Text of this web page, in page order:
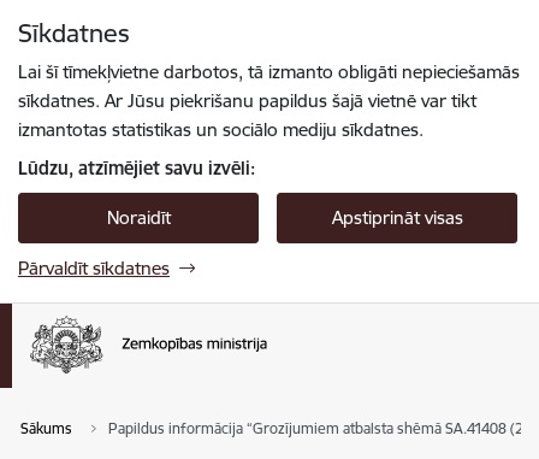
Sīkdatnes
Lai šī tīmekļvietne darbotos, tā izmanto obligāti nepieciešamās
sīkdatnes. Ar Jūsu piekrišanu papildus šajā vietnē var tikt
izmantotas statistikas un sociālo mediju sīkdatnes.
Lūdzu, atzīmējiet savu izvēli:
Noraidīt Apstiprināt visas
Pārvaldīt sīkdatnes
Sākums Papildus informācija “Grozījumiem atbalsta shēmā SA.41408